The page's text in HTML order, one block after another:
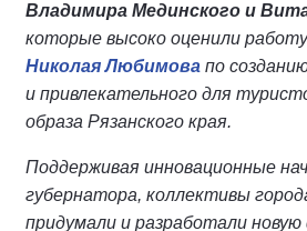
Владимира Мединского и
которые высоко оценили
Николая Любимова по
и привлекательного для
образа Рязанского края.
Поддерживая инновационные
губернатора, коллективы
придумали и разработали